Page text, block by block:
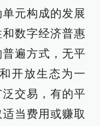
元构成的发展
数字经济普惠
遍方式，无平
开放生态为一
交易，有的平
当费用或赚取